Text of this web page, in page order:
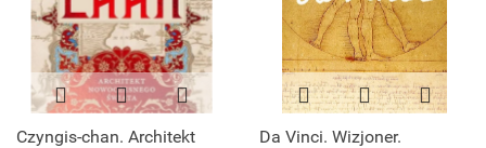
Czyngis-chan. Architekt
Da Vinci. Wizjoner.